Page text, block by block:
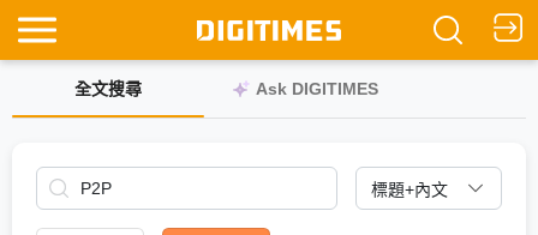
全文搜尋 Ask DIGITIMES